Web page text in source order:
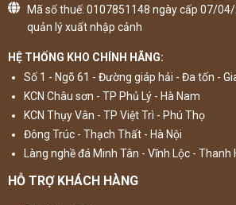
Mã số thuế: 0107851148 ngày cấp 07/
quản lý xuất nhập cảnh
HỆ THỐNG KHO CHÍNH HÃNG:
Số 1 - Ngõ 61 - Đường giáp hải - Đa tốn -
KCN Châu sơn - TP Phủ Lý - Hà Nam
KCN Thụy Vân - TP Việt Trì - Phú Thọ
Đông Trúc - Thạch Thất - Hà Nội
Làng nghề đá Minh Tân - Vĩnh Lộc - Thanh
HỖ TRỢ KHÁCH HÀNG